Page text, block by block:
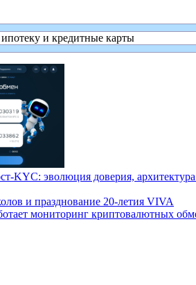
и кредитные карты
KYC: эволюция доверия,
мониторинг криптовалютных